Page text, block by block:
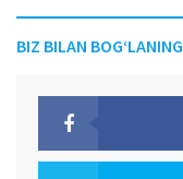
BIZ BILAN BOG‘LANING